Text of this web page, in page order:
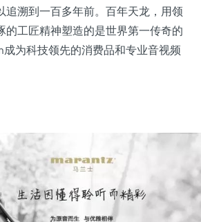
追溯到一百多年前。百年天龙，用领
的工匠精神塑造的是世界第一传奇的
成为科技领先的消费品和专业音视频